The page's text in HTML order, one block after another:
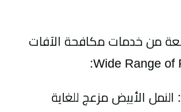
من خدمات مكافحة الآفات
Wide Range of
النمل الأبيض مزعج للغاية